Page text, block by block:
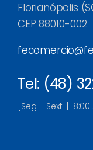
Florianópolis
CEP 88010-002
Tel: (48)
[Seg – Sext | 8:00